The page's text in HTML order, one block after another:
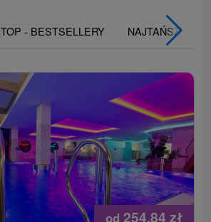
TOP - BESTSELLERY NAJTAŃSZE
od 254,84 zł